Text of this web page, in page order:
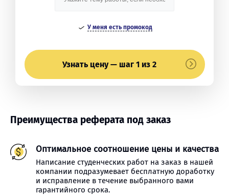
У меня есть промокод
Узнать цену — шаг 1 из 2
Преимущества реферата под заказ
Оптимальное соотношение цены и качества
Написание студенческих работ на заказ в нашей
компании подразумевает бесплатную доработку
и исправление в течение выбранного вами
гарантийного срока.